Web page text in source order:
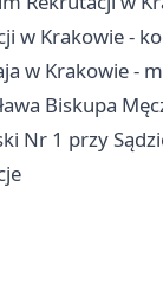
w Krakowie -
w Krakowie -
Biskupa
Nr 1 przy